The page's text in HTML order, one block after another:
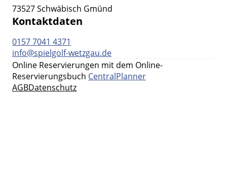
73527 Schwäbisch Gmünd
Kontaktdaten
0157 7041 4371
info@spielgolf-wetzgau.de
Online Reservierungen mit dem Online-
Reservierungsbuch CentralPlanner
AGBDatenschutz